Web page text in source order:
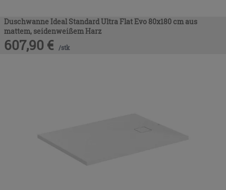
Duschwanne Ideal Standard Ultra Flat Evo 80x180 cm aus
mattem, seidenweißem Harz
607,90 € /stk